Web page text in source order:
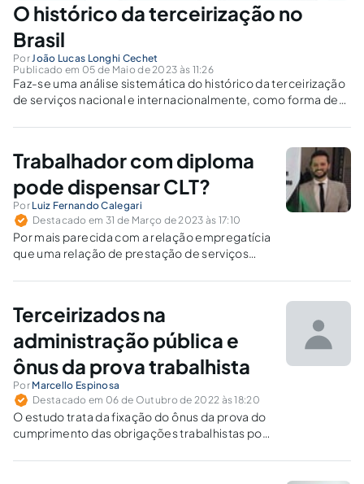
O histórico da terceirização no
Brasil
PorJoão Lucas Longhi Cechet
Publicado em 05 de Maio de 2023 às 11:26
Faz-se uma análise sistemática do histórico da terceirização
de serviços nacional e internacionalmente, como forma de
Trabalhador com diploma
pode dispensar CLT?
Por Luiz Fernando Calegari
Destacado em 31 de Março de 2023 às 17:10
Por mais parecida com a relação empregatícia
que uma relação de prestação de serviços
ser levado em consideração: o livre-arbítrio
Terceirizados na
administração pública e
ônus da prova trabalhista
Por Marcello Espinosa
Destacado em 06 de Outubro de 2022 às 18:20
O estudo trata da fixação do ônus da prova do
cumprimento das obrigações trabalhistas por
possível reconhecimento da responsabilidade